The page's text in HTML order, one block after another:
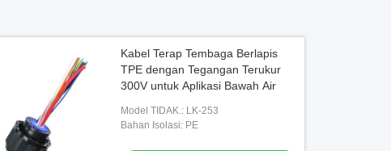
Kabel Terap Tembaga Berlapis
TPE dengan Tegangan Terukur
300V untuk Aplikasi Bawah Air
Model TIDAK.: LK-253
Bahan Isolasi: PE